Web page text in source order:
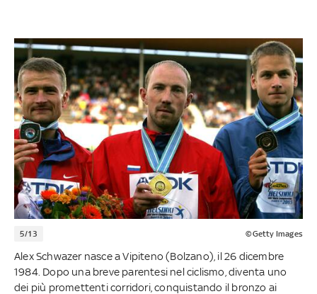
5/13 ©Getty Images
Alex Schwazer nasce a Vipiteno (Bolzano), il 26 dicembre
1984. Dopo una breve parentesi nel ciclismo, diventa uno
dei più promettenti corridori, conquistando il bronzo ai